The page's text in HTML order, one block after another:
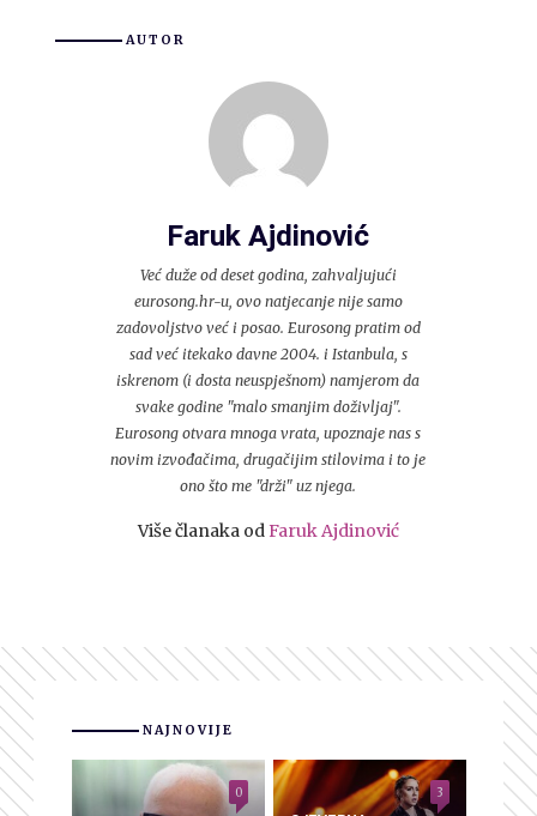
AUTOR
Faruk Ajdinović
Već duže od deset godina, zahvaljujući
eurosong.hr-u, ovo natjecanje nije samo
zadovoljstvo već i posao. Eurosong pratim od
sad već itekako davne 2004. i Istanbula, s
iskrenom (i dosta neuspješnom) namjerom da
svake godine "malo smanjim doživljaj".
Eurosong otvara mnoga vrata, upoznaje nas s
novim izvođačima, drugačijim stilovima i to je
ono što me "drži" uz njega.
Više članaka odFaruk Ajdinović
NAJNOVIJE
0 3